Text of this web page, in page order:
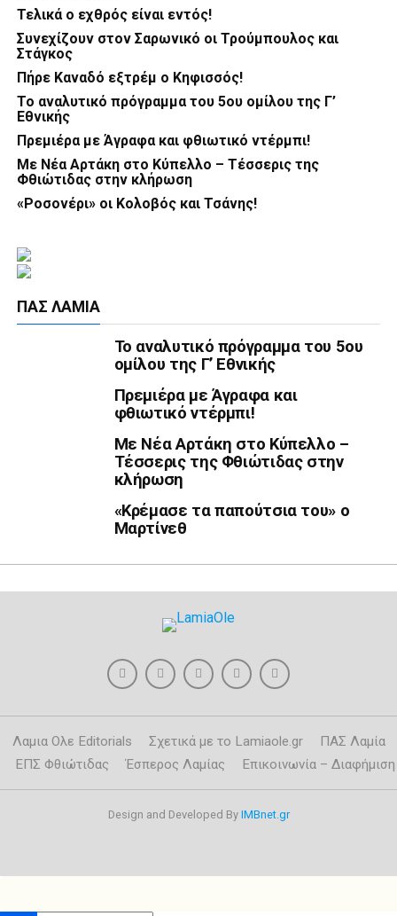
Τελικά ο εχθρός είναι εντός!
Συνεχίζουν στον Σαρωνικό οι Τρούμπουλος και
Στάγκος
Πήρε Καναδό εξτρέμ ο Κηφισσός!
Το αναλυτικό πρόγραμμα του 5ου ομίλου της Γ’
Εθνικής
Πρεμιέρα με Άγραφα και φθιωτικό ντέρμπι!
Με Νέα Αρτάκη στο Κύπελλο – Τέσσερις της
Φθιώτιδας στην κλήρωση
«Ροσονέρι» οι Κολοβός και Τσάνης!
ΠΑΣ ΛΑΜΊΑ
Το αναλυτικό πρόγραμμα του 5ου
ομίλου της Γ’ Εθνικής
Πρεμιέρα με Άγραφα και
φθιωτικό ντέρμπι!
Με Νέα Αρτάκη στο Κύπελλο –
Τέσσερις της Φθιώτιδας στην
κλήρωση
«Κρέμασε τα παπούτσια του» ο
Μαρτίνεθ
Λαμια Ολε Editorials Σχετικά με το Lamiaole.gr
ΠΑΣ Λαμία
ΕΠΣ Φθιώτιδας
Έσπερος Λαμίας Επικοινωνία – Διαφήμιση
Design and Developed By IMBnet.gr